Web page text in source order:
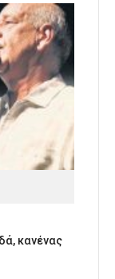
κανένας